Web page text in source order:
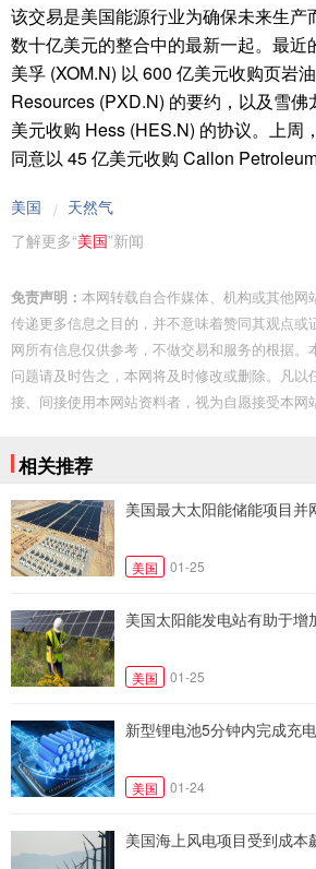
该交易是美国能源行业为确保未来生产
数十亿美元的整合中的最新一起。最近
美孚 (XOM.N) 以 600 亿美元收购页岩
Resources (PXD.N) 的要约，以及雪
美元收购 Hess (HES.N) 的协议。上周
同意以 45 亿美元收购 Callon Petroleum
美国 / 天然气
了解更多“美国”新闻
免责声明： 本网转载自合作媒体、机构或其他网
传递更多信息之目的，并不意味着赞同其观点或
网所有信息仅供参考，不做交易和服务的根据。
问题请及时告之，本网将及时修改或删除。凡以
接、间接使用本网站资料者，视为自愿接受本网
相关推荐
美国最大太阳能储能项目并
美国 01-25
美国太阳能发电站有助于增
美国 01-25
新型锂电池5分钟内完成充电
美国 01-24
美国海上风电项目受到成本